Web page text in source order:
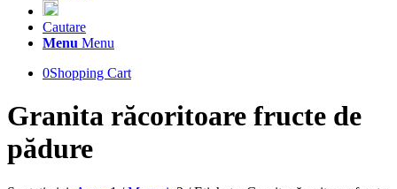
Cautare
Menu Menu
0Shopping Cart
Granita răcoritoare fructe de
pădure